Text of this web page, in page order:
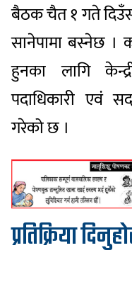
बैठक चैत १ गते
सानेपामा बस्नेछ ।
हुनका लागि
पदाधिकारी एवं
गरेको छ ।
प्रतिक्रिया